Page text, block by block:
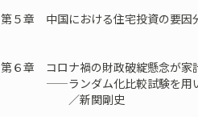
第５章 中国における住宅投資の要因
第６章 コロナ禍の財政破綻懸念が家
——ランダム化比較試験を用い
／新関剛史